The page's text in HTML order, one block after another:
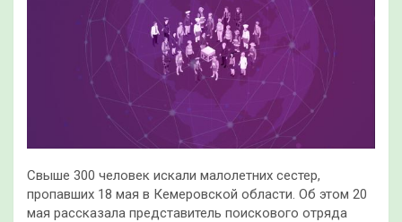
Свыше 300 человек искали малолетних сестер,
пропавших 18 мая в Кемеровской области. Об этом 20
мая рассказала представитель поискового отряда